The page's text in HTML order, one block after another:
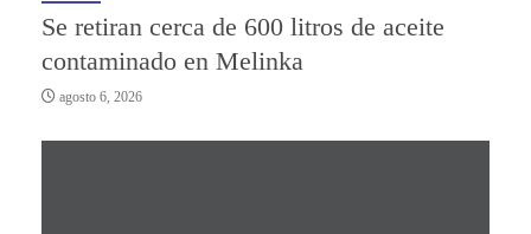
Se retiran cerca de 600 litros de aceite
contaminado en Melinka
agosto 6, 2026